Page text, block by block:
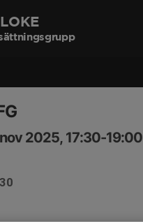
2025, 17:30-19:00